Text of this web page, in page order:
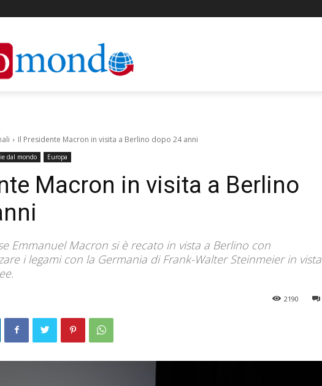
Il Presidente Macron in visita a Berlino dopo 24 anni
dal mondo Europa
Macron in visita a Berlino
Emmanuel Macron si è recato in vista a Berlino con
i legami con la Germania di Frank-Walter Steinmeier in vista
2190